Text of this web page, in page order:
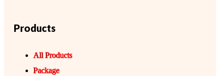
Products
All Products
Package